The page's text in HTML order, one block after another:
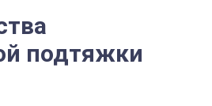
подтяжки